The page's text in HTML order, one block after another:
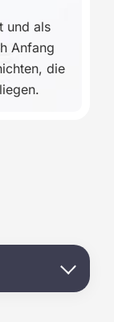
und als
Anfang
die